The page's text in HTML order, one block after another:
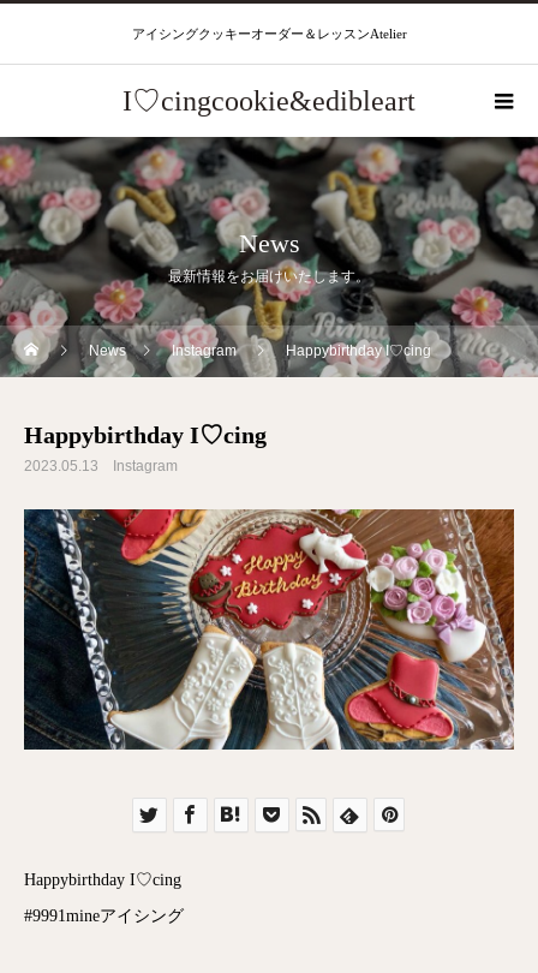
アイシングクッキーオーダー＆レッスンAtelier
I♡cingcookie&edibleart
News
最新情報をお届けいたします。
News Instagram Happybirthday I♡cing
Happybirthday I♡cing
2023.05.13 Instagram
Happybirthday I♡cing
#9991mineアイシング